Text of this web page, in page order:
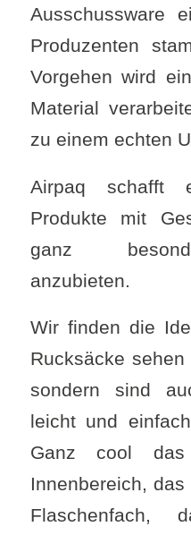
Ausschussware
Produzenten
Vorgehen wird
Material
zu einem echten
Airpaq schafft
Produkte mit
ganz
anzubieten.
Wir finden die
Rucksäcke
sondern sind
leicht und
Ganz cool
Innenbereich,
Flaschenfach,